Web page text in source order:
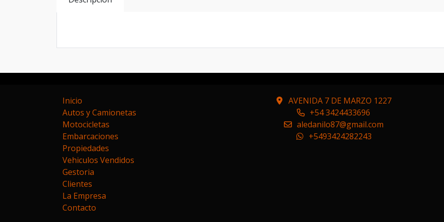
Inicio
Autos y Camionetas
Motocicletas
Embarcaciones
Propiedades
Vehiculos Vendidos
Gestoria
Clientes
La Empresa
Contacto
AVENIDA 7 DE MARZO 1227
+54 3424433696
aledanilo87@gmail.com
+5493424282243